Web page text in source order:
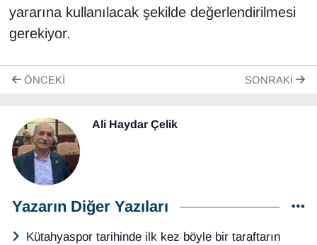
yararına kullanılacak şekilde değerlendirilmesi
gerekiyor.
ÖNCEKI SONRAKI
Ali Haydar Çelik
Yazarın Diğer Yazıları
Kütahyaspor tarihinde ilk kez böyle bir taraftarın